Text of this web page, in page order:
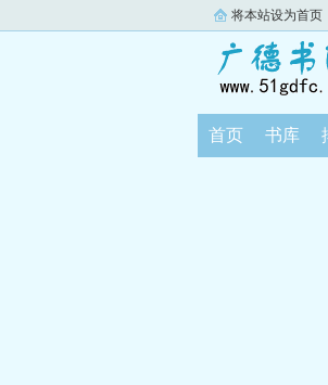
将本站设为首页
首页 书库